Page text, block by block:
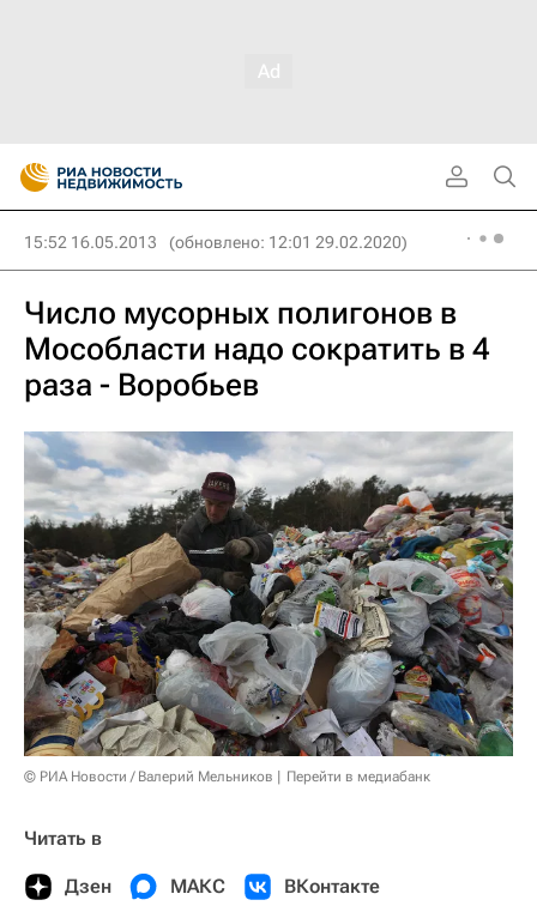
15:52 16.05.2013 (обновлено: 12:01 29.02.2020)
Число мусорных полигонов в
Мособласти надо сократить в 4
раза - Воробьев
© РИА Новости / Валерий Мельников Перейти в медиабанк
Читать в
Дзен МАКС ВКонтакте